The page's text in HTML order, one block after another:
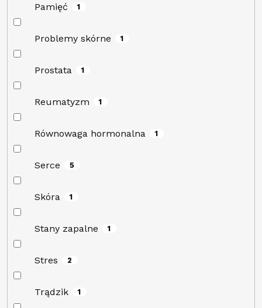
Pamięć 1
Problemy skórne 1
Prostata 1
Reumatyzm 1
Równowaga hormonalna 1
Serce 5
Skóra 1
Stany zapalne 1
Stres 2
Trądzik 1